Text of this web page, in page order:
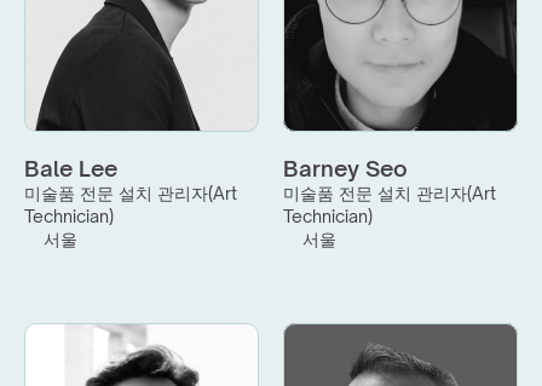
Bale Lee
미술품 전문 설치 관리자(Art
Technician)
서울
Barney Seo
미술품 전문 설치 관리자(Art
Technician)
서울